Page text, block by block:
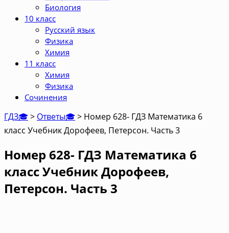
Биология
10 класс
Русский язык
Физика
Химия
11 класс
Химия
Физика
Сочинения
ГДЗ🎓> Ответы🎓> Номер 628- ГДЗ Математика 6
класс Учебник Дорофеев, Петерсон. Часть 3
Номер 628- ГДЗ Математика 6
класс Учебник Дорофеев,
Петерсон. Часть 3